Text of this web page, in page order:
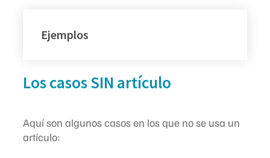
Ejemplos
Los casos SIN artículo
Aquí son algunos casos en los que no se usa un
artículo: